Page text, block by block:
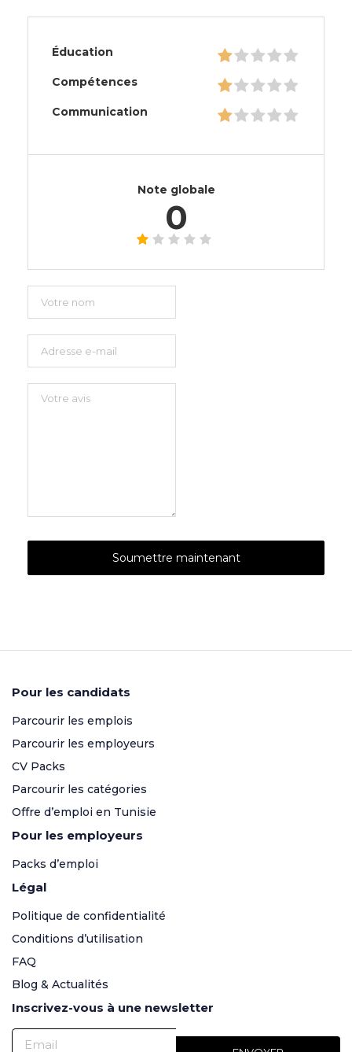
Éducation
Compétences
Communication
Note globale
0
Pour les candidats
Parcourir les emplois
Parcourir les employeurs
CV Packs
Parcourir les catégories
Offre d’emploi en Tunisie
Pour les employeurs
Packs d’emploi
Légal
Politique de confidentialité
Conditions d’utilisation
FAQ
Blog & Actualités
Inscrivez-vous à une newsletter